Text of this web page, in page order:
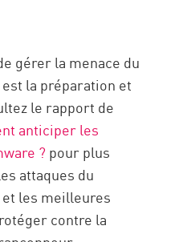
gérer la menace du
la préparation et
le rapport de
anticiper les
? pour plus
attaques du
les meilleures
contre la